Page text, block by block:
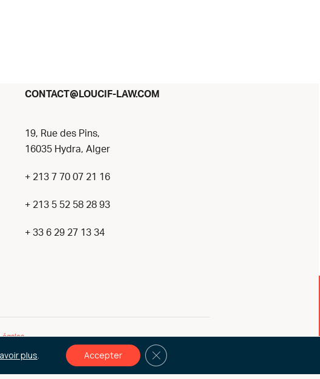
CONTACT@ LOUCIF-LAW.COM
19, Rue des Pins,
16035 Hydra, Alger
+ 213 7 70 07 21 16
+ 213 5 52 58 28 93
+ 33 6 29 27 13 34
All rights reserved © 2026
plus. Accepter Fermer la bannière des cookies GDPR